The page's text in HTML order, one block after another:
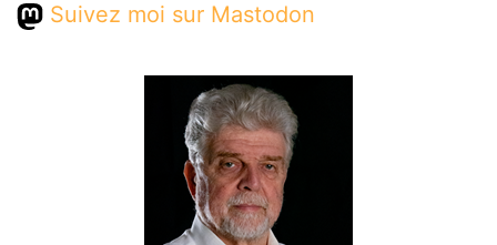
Suivez moi sur Mastodon